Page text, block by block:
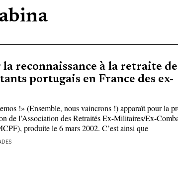
reconnaissance à la retraite
portugais en France des ex-
!» (Ensemble, nous vaincrons !) apparaît pour la
de l’Association des Retraités Ex-Militaires/Ex-
produite le 6 mars 2002. C’est ainsi que